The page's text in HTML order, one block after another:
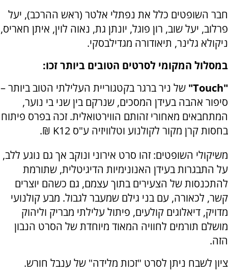
חבר השופטים כלל את נפתלי אלטר (ראש ההרכב), יעל
פרלוב, יעל שוב, רון פוגל, יונתן גת, נאוה לוין, איתן חאריס,
ניקולא גלינר, תיאודורה מגדילבסקי.
במסלול המקומי לסרטים הטובים ביותר זכו:
"Touch"
של ניר ברגר בקטגוריית העלילתי הטוב ביותר –
סיפור אהבה בעידן המסכים, שנרקם בין שני בי נוער,
המתחבאים מאחורי זהותם הווירטואלית. זכה בפרס פיתוח
בחסות קרן מקור לקולנוע וטלוויזיה ע"ס K12 ₪.
משיקולי השופטים: זהו סרט אירוני ונוקב אך גם נוגע ללב,
על התבגרות בעידן האנונימיות הדיגיטלית, שתורמת
להתכנסות של הצעירים בתוך עצמם, גם כשהם יוצרים
קשר, לכאורה, עם בני גילם שמעבר לגבול. מבע קולנועי
מדויק, דיאלוגים קולעים, פיתול עלילתי מבריק וליהוק
מושלם תורמים לחוויה המאוד מיוחדת של הסרט הנבון
הזה.
ציון לשבח ניתן לסרט "זכות מלידה" של ענבל חורש.